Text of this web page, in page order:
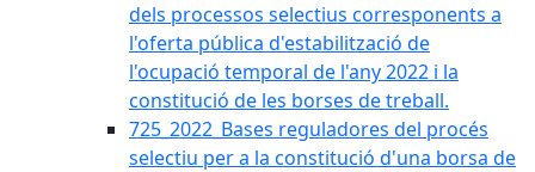
dels processos selectius corresponents a
l'oferta pública d'estabilització de
l'ocupació temporal de l'any 2022 i la
constitució de les borses de treball.
725_2022_Bases reguladores del procés
selectiu per a la constitució d'una borsa de